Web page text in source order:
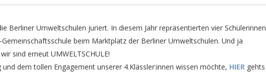
Berliner Umweltschulen juriert. In diesem Jahr repräsentierten vier Schülerinnen
beim Marktplatz der Berliner Umweltschulen. Und ja
sind erneut UMWELTSCHULE!
dem tollen Engagement unserer 4.Klässler:innen wissen möchte, HIER gehts